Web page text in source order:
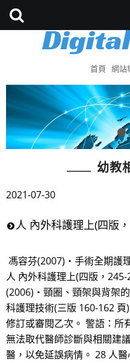
首頁 網站
幼教
2021-07-30
人 內外科護理上(四版
馮容芬(2007)‧手術全期護
人 內外科護理上(四版，
(2006)‧頸圈、頸架與背架
科護理技術(三版 160-162
修訂或審閱乙次。 警語：所
無法取代醫師診斷與相關建
醫，以免延誤病情。 28 人